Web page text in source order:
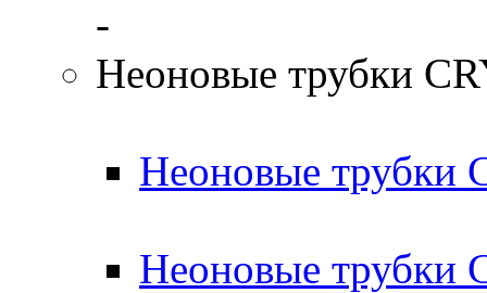
-
Неоновые трубки
Неоновые трубки
Неоновые трубки